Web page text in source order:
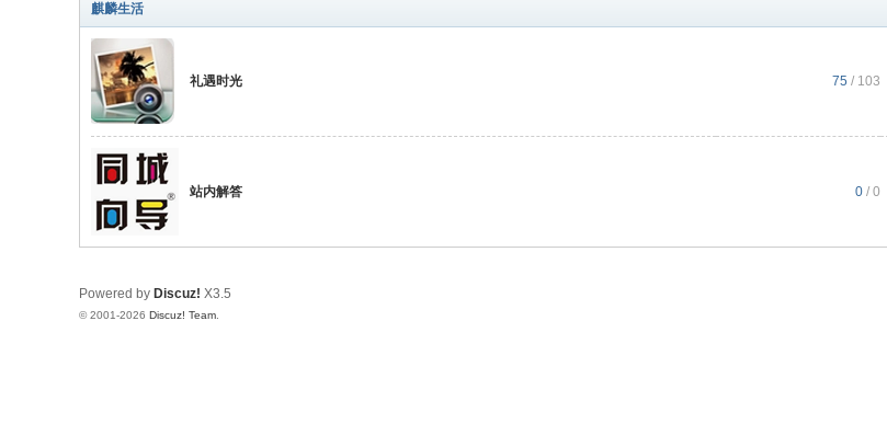
麒麟生活
礼遇时光 75 / 103
站内解答 0 / 0
Powered by Discuz! X3.5
© 2001-2026 Discuz! Team